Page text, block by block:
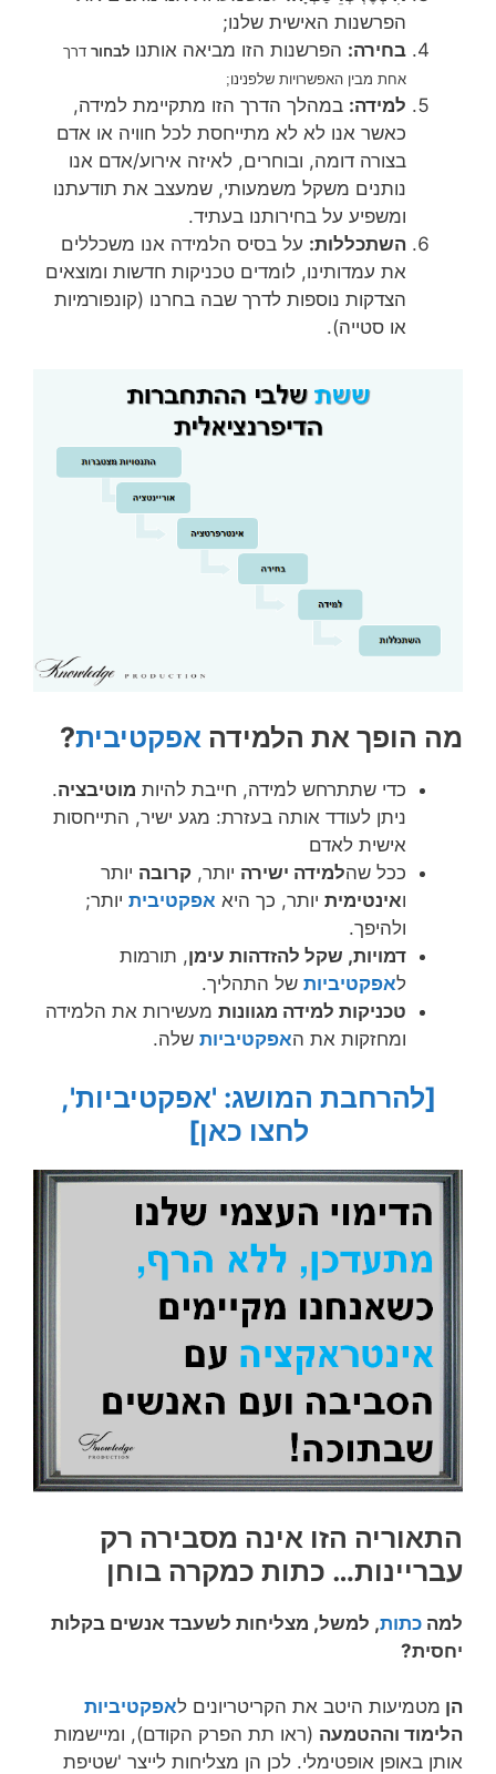
הפרשנות האישית שלנו;
בחירה: הפרשנות הזו מביאה אותנו לבחור דרך
אחת מבין האפשרויות שלפנינו;
למידה: במהלך הדרך הזו מתקיימת למידה,
כאשר אנו לא לא מתייחסת לכל חוויה או אדם
בצורה דומה, ובוחרים, לאיזה אירוע/אדם אנו
נותנים משקל משמעותי, שמעצב את תודעתנו
ומשפיע על בחירותנו בעתיד.
השתכללות: על בסיס הלמידה אנו משכללים
את עמדותינו, לומדים טכניקות חדשות ומוצאים
הצדקות נוספות לדרך שבה בחרנו (קונפורמיות
או סטייה).
מה הופך את הלמידה אפקטיבית?
כדי שתתרחש למידה, חייבת להיות מוטיבציה.
ניתן לעודד אותה בעזרת: מגע ישיר, התייחסות
אישית לאדם
ככל שהלמידה ישירה יותר, קרובה יותר
ואינטימית יותר, כך היא אפקטיבית יותר;
ולהיפך.
דמויות, שקל להזדהות עימן, תורמות
לאפקטיביות של התהליך.
טכניקות למידה מגוונות מעשירות את הלמידה
ומחזקות את האפקטיביות שלה.
[להרחבת המושג: 'אפקטיביות',
לחצו כאן]
התאוריה הזו אינה מסבירה רק
עבריינות… כתות כמקרה בוחן
למה כתות, למשל, מצליחות לשעבד אנשים בקלות
יחסית?
הן מטמיעות היטב את הקריטריונים לאפקטיביות
הלימוד וההטמעה (ראו תת הפרק הקודם), ומיישמות
אותן באופן אופטימלי. לכן הן מצליחות לייצר 'שטיפת